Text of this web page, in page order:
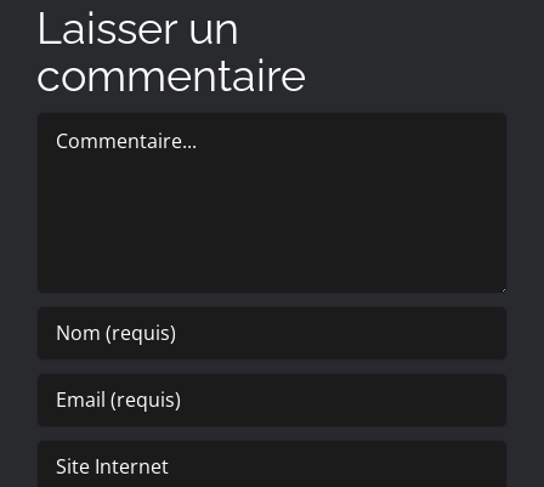
Laisser un
commentaire
Commentaire